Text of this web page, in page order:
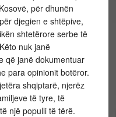
për dhunën
djegien e shtëpive,
shtetërore serbe të
nuk janë
që janë dokumentuar
para opinionit botëror.
shqiptarë, njerëz
të tyre, të
një populli të tërë.